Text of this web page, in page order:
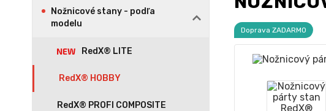
Nožnicové stany - podľa
modelu
RedX® LITE
RedX® HOBBY
RedX® PROFI COMPOSITE
Doprava ZADARMO